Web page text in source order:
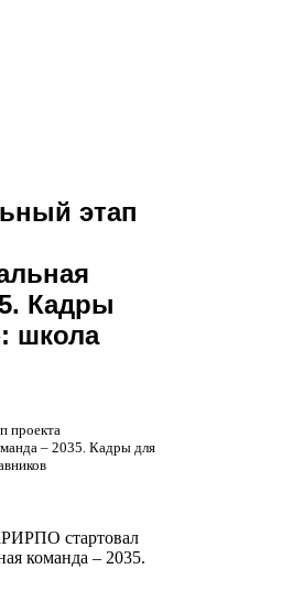
этап
Кадры
школа
проекта
– 2035. Кадры для
стартовал
команда – 2035.